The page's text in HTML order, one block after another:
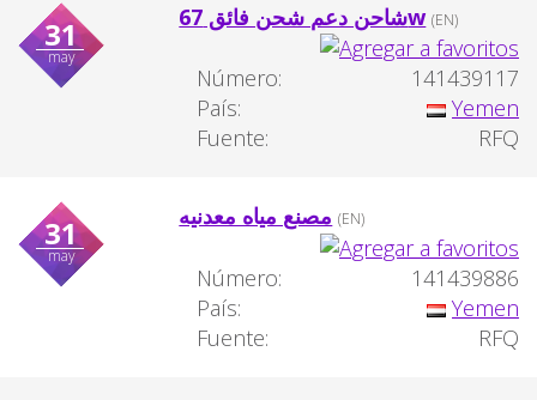
31
may
شاحن دعم شحن فائق 67w (EN)
Número:
141439117
País:
Yemen
Fuente:
RFQ
31
may
مصنع مياه معدنيه (EN)
Número:
141439886
País:
Yemen
Fuente:
RFQ